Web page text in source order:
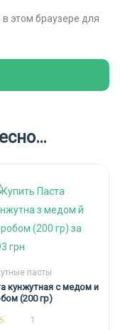
этом браузере для
пасты
кунжутная с медом и
(200 гр)
1